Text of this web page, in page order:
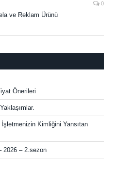
0
ve Reklam Ürünü
Önerileri
İşletmenizin Kimliğini Yansıtan
2026 – 2.sezon